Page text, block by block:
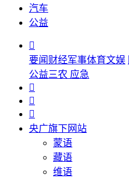
汽车
公益

要闻 财经军事体育文娱
公益三农 应急



央广旗下网站
蒙语
藏语
维语